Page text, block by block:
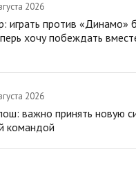
2026
играть против «Динамо»
хочу побеждать
2026
важно принять новую
командой